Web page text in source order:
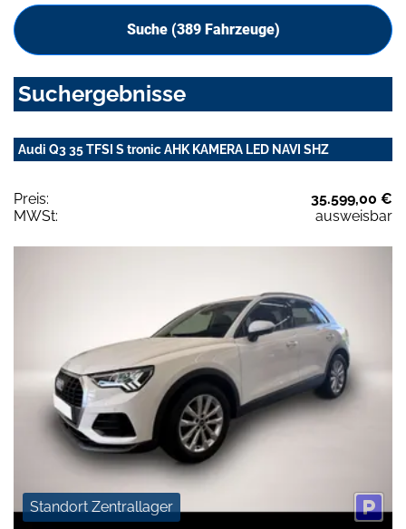
Suche (389Fahrzeuge)
Suchergebnisse
Audi Q3 35 TFSI S tronic AHK KAMERA LED NAVI SHZ
Preis:
35.599,00 €
MWSt:
ausweisbar
Standort Zentrallager